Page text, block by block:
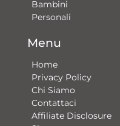
Bambini
Personali
Menu
Home
Privacy Policy
Chi Siamo
Contattaci​
Affiliate Disclosure